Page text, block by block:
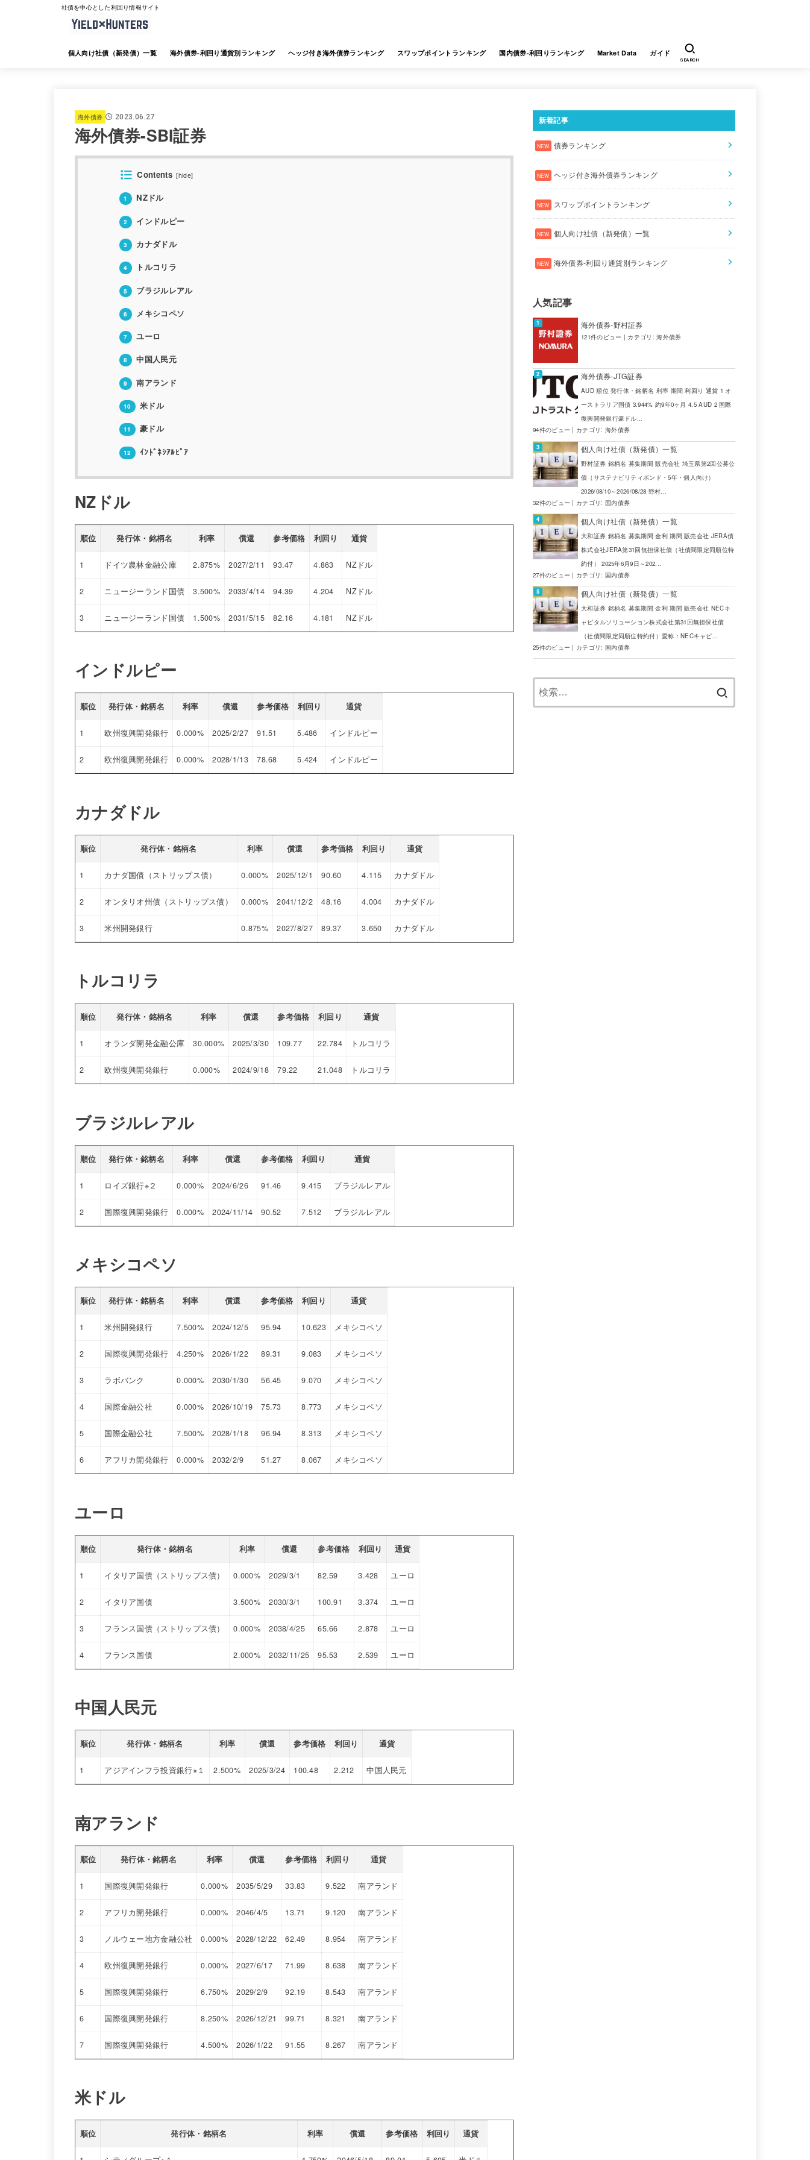
社債を中心とした利回り情報サイト
個人向け社債（新発債）一覧 海外債券-利回り通貨別ランキング ヘッジ付き海外債券ランキング スワップポイントランキング 国内債券-利回りランキング Market Data ガイド
SEARCH
海外債券 2023.06.27
海外債券-SBI証券
Contents [hide]
1 NZドル
2 インドルピー
3 カナダドル
4 トルコリラ
5 ブラジルレアル
6 メキシコペソ
7 ユーロ
8 中国人民元
9 南アランド
10 米ドル
11 豪ドル
12 ｲﾝﾄﾞﾈｼｱﾙﾋﾟｱ
NZドル
順位 発行体・銘柄名 利率 償還 参考価格 利回り 通貨
1 ドイツ農林金融公庫 2.875% 2027/2/11 93.47 4.863 NZドル
2 ニュージーランド国債 3.500% 2033/4/14 94.39 4.204 NZドル
3 ニュージーランド国債 1.500% 2031/5/15 82.16 4.181 NZドル
インドルピー
順位 発行体・銘柄名 利率 償還 参考価格 利回り 通貨
1 欧州復興開発銀行 0.000% 2025/2/27 91.51 5.486 インドルピー
2 欧州復興開発銀行 0.000% 2028/1/13 78.68 5.424 インドルピー
カナダドル
順位 発行体・銘柄名 利率 償還 参考価格 利回り 通貨
1 カナダ国債（ストリップス債） 0.000% 2025/12/1 90.60 4.115 カナダドル
2 オンタリオ州債（ストリップス債） 0.000% 2041/12/2 48.16 4.004 カナダドル
3 米州開発銀行 0.875% 2027/8/27 89.37 3.650 カナダドル
トルコリラ
順位 発行体・銘柄名 利率 償還 参考価格 利回り 通貨
1 オランダ開発金融公庫 30.000% 2025/3/30 109.77 22.784 トルコリラ
2 欧州復興開発銀行 0.000% 2024/9/18 79.22 21.048 トルコリラ
ブラジルレアル
順位 発行体・銘柄名 利率 償還 参考価格 利回り 通貨
1 ロイズ銀行※２ 0.000% 2024/6/26 91.46 9.415 ブラジルレアル
2 国際復興開発銀行 0.000% 2024/11/14 90.52 7.512 ブラジルレアル
メキシコペソ
順位 発行体・銘柄名 利率 償還 参考価格 利回り 通貨
1 米州開発銀行 7.500% 2024/12/5 95.94 10.623 メキシコペソ
2 国際復興開発銀行 4.250% 2026/1/22 89.31 9.083 メキシコペソ
3 ラボバンク 0.000% 2030/1/30 56.45 9.070 メキシコペソ
4 国際金融公社 0.000% 2026/10/19 75.73 8.773 メキシコペソ
5 国際金融公社 7.500% 2028/1/18 96.94 8.313 メキシコペソ
6 アフリカ開発銀行 0.000% 2032/2/9 51.27 8.067 メキシコペソ
ユーロ
順位 発行体・銘柄名 利率 償還 参考価格 利回り 通貨
1 イタリア国債（ストリップス債） 0.000% 2029/3/1 82.59 3.428 ユーロ
2 イタリア国債 3.500% 2030/3/1 100.91 3.374 ユーロ
3 フランス国債（ストリップス債） 0.000% 2038/4/25 65.66 2.878 ユーロ
4 フランス国債 2.000% 2032/11/25 95.53 2.539 ユーロ
中国人民元
順位 発行体・銘柄名 利率 償還 参考価格 利回り 通貨
1 アジアインフラ投資銀行※１ 2.500% 2025/3/24 100.48 2.212 中国人民元
南アランド
順位 発行体・銘柄名 利率 償還 参考価格 利回り 通貨
1 国際復興開発銀行 0.000% 2035/5/29 33.83 9.522 南アランド
2 アフリカ開発銀行 0.000% 2046/4/5 13.71 9.120 南アランド
3 ノルウェー地方金融公社 0.000% 2028/12/22 62.49 8.954 南アランド
4 欧州復興開発銀行 0.000% 2027/6/17 71.99 8.638 南アランド
5 国際復興開発銀行 6.750% 2029/2/9 92.19 8.543 南アランド
6 国際復興開発銀行 8.250% 2026/12/21 99.71 8.321 南アランド
7 国際復興開発銀行 4.500% 2026/1/22 91.55 8.267 南アランド
米ドル
順位 発行体・銘柄名 利率 償還 参考価格 利回り 通貨
新着記事
債券ランキング
ヘッジ付き海外債券ランキング
スワップポイントランキング
個人向け社債（新発債）一覧
海外債券-利回り通貨別ランキング
人気記事
海外債券-野村証券
121件のビュー | カテゴリ:海外債券
海外債券-JTG証券
AUD 順位 発行体・銘柄名 利率 期間 利回り 通貨 1 オ
ーストラリア国債 3.944% 約9年0ヶ月 4.5 AUD 2 国際
復興開発銀行豪ドル...
94件のビュー | カテゴリ: 海外債券
個人向け社債（新発債）一覧
野村証券 銘柄名 募集期間 販売会社 埼玉県第2回公募公
債（サステナビリティボンド・5年・個人向け）
2026/08/10～2026/08/28 野村...
32件のビュー | カテゴリ: 国内債券
個人向け社債（新発債）一覧
大和証券 銘柄名 募集期間 金利 期間 販売会社 JERA債
株式会社JERA第31回無担保社債（社債間限定同順位特
約付） 2025年6月9日～202...
27件のビュー | カテゴリ: 国内債券
個人向け社債（新発債）一覧
大和証券 銘柄名 募集期間 金利 期間 販売会社 NECキ
ャピタルソリューション株式会社第31回無担保社債
（社債間限定同順位特約付）愛称：NECキャピ...
25件のビュー | カテゴリ: 国内債券